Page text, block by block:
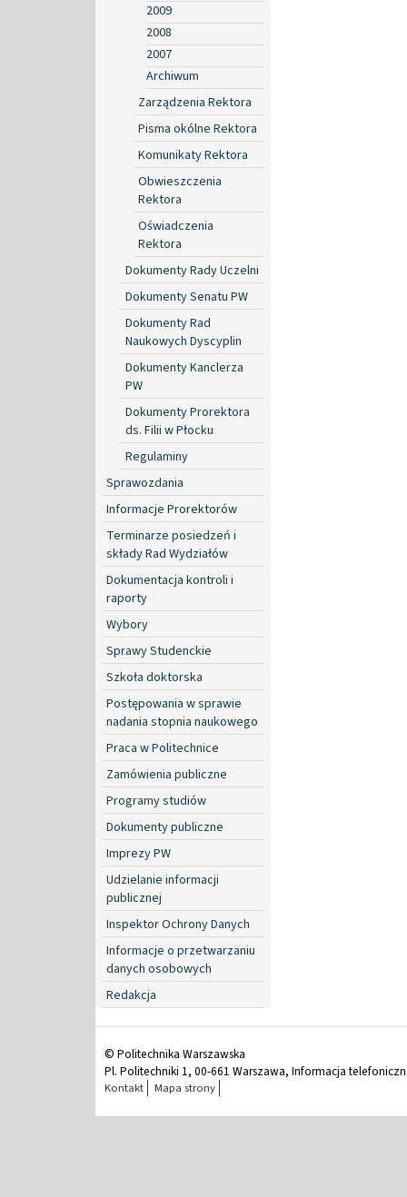
2009
2008
2007
Archiwum
Zarządzenia Rektora
Pisma okólne Rektora
Komunikaty Rektora
Obwieszczenia
Rektora
Oświadczenia
Rektora
Dokumenty Rady Uczelni
Dokumenty Senatu PW
Dokumenty Rad
Naukowych Dyscyplin
Dokumenty Kanclerza
PW
Dokumenty Prorektora
ds. Filii w Płocku
Regulaminy
Sprawozdania
Informacje Prorektorów
Terminarze posiedzeń i
składy Rad Wydziałów
Dokumentacja kontroli i
raporty
Wybory
Sprawy Studenckie
Szkoła doktorska
Postępowania w sprawie
nadania stopnia naukowego
Praca w Politechnice
Zamówienia publiczne
Programy studiów
Dokumenty publiczne
Imprezy PW
Udzielanie informacji
publicznej
Inspektor Ochrony Danych
Informacje o przetwarzaniu
danych osobowych
Redakcja
© Politechnika Warszawska
Pl. Politechniki 1, 00-661 Warszawa, Informacja
Kontakt Mapa strony